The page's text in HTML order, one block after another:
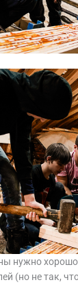
нужно
(но не так,